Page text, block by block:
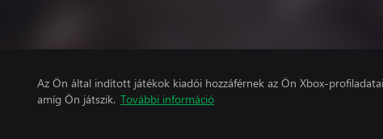
Az Ön által indított játékok kiadói hozzáférnek az Ön Xbox-
amíg Ön játszik. További információ